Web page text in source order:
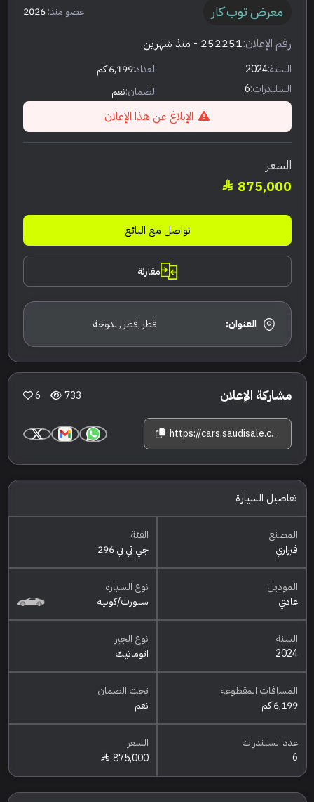
معرض توب كار عضو منذ:2026
رقم الإعلان:252251 - منذ شهرين
السنة:2024 العداد:6,199 كم
السلندرات:6 الضمان:نعم
الإبلاغ عن هذا الإعلان
السعر
875,000
تواصل مع البائع
مقارنة
العنوان: قطر ,قطر ,الدوحة
مشاركة الإعلان 733
6
https://cars.saudisale.com/listings/YI0L63/2024-%D9%81%D9%8A%D8%B1%D8%A7%D8%B1%D9%8A-%D8%AC%D9%8A-%D8%AA%D9%8A-%D8%A8%D9%8A-296
تفاصيل السيارة
المصنع
فيراري
الفئة
جي تي بي 296
الموديل
عادي
نوع السيارة
سبورت/كوبيه
السنة
2024
نوع الجير
اتوماتيك
المسافات المقطوعه
6,199 كم
تحت الضمان
نعم
عدد السلندرات
6
السعر
875,000